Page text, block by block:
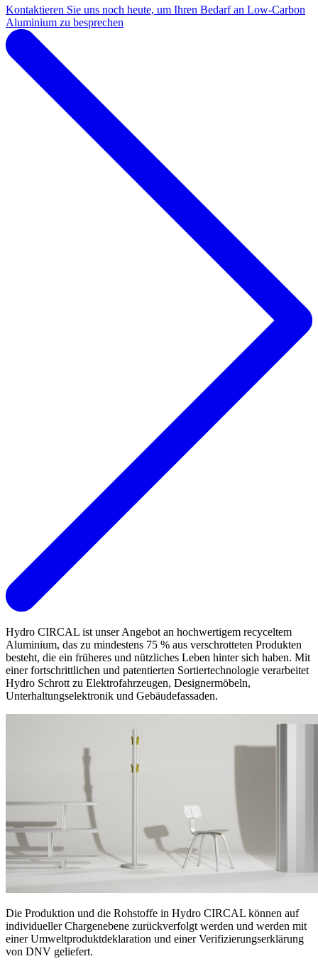
Kontaktieren Sie uns noch heute, um Ihren Bedarf an Low-Carbon
Aluminium zu besprechen
Hydro CIRCAL ist unser Angebot an hochwertigem recyceltem
Aluminium, das zu mindestens 75 % aus verschrotteten Produkten
besteht, die ein früheres und nützliches Leben hinter sich haben. Mit
einer fortschrittlichen und patentierten Sortiertechnologie verarbeitet
Hydro Schrott zu Elektrofahrzeugen, Designermöbeln,
Unterhaltungselektronik und Gebäudefassaden.
Die Produktion und die Rohstoffe in Hydro CIRCAL können auf
individueller Chargenebene zurückverfolgt werden und werden mit
einer Umweltproduktdeklaration und einer Verifizierungserklärung
von DNV geliefert.